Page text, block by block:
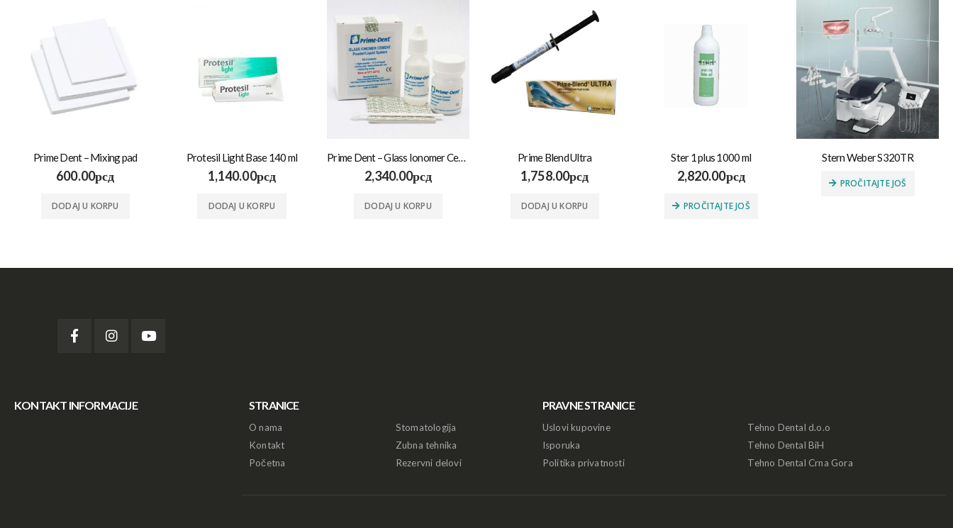
Prime Dent – Mixing pad
600.00рсд
DODAJ U KORPU
Protesil Light Base 140 ml
1,140.00рсд
DODAJ U KORPU
Prime Dent – Glass Ionomer Cement
2,340.00рсд
DODAJ U KORPU
Prime Blend Ultra
1,758.00рсд
DODAJ U KORPU
Ster 1 plus 1000 ml
2,820.00рсд
PROČITAJTE JOŠ
Stern Weber S320TR
PROČITAJTE JOŠ
KONTAKT INFORMACIJE STRANICE
O nama
Kontakt
Početna
Stomatologija
Zubna tehnika
Rezervni delovi
PRAVNE STRANICE
Uslovi kupovine
Isporuka
Politika privatnosti
Tehno Dental d.o.o
Tehno Dental BiH
Tehno Dental Crna Gora